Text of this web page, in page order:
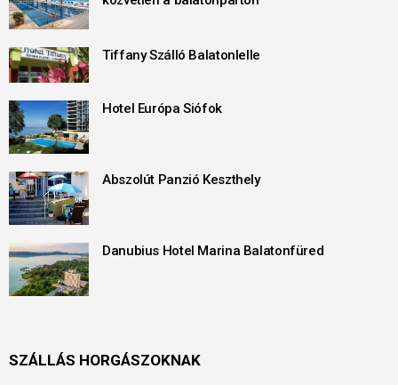
Tiffany Szálló Balatonlelle
Hotel Európa Siófok
Abszolút Panzió Keszthely
Danubius Hotel Marina Balatonfüred
SZÁLLÁS HORGÁSZOKNAK